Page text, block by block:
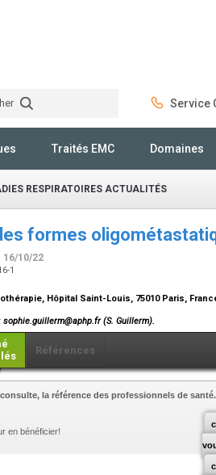
Service
Traités EMC Domaines
RESPIRATOIRES ACTUALITÉS
formes
16/10/22
1
Hôpital Saint-Louis, 75010 Paris,
sophie.guillerm@aphp.fr (S. Guillerm).
Références
la référence des professionnels de santé.
en bénéficier!